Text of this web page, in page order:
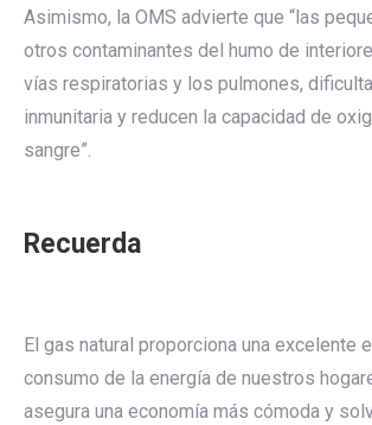
Asimismo, la OMS advierte que “las
otros contaminantes del humo de
vías respiratorias y los pulmones,
inmunitaria y reducen la capacidad de
sangre”.
Recuerda
El gas natural proporciona una excelente
consumo de la energía de nuestros
asegura una economía más cómoda y